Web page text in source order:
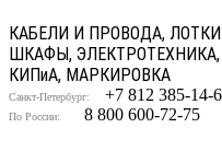
КАБЕЛИ И ПРОВОДА,
ШКАФЫ,
КИПиА, МАРКИРОВКА
Санкт-Петербург: +7 812 385-14-
По России: 8 800 600-72-75